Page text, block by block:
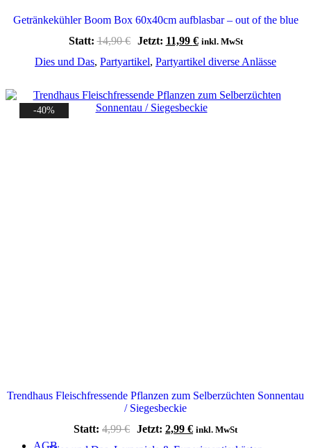
Getränkekühler Boom Box 60x40cm aufblasbar – out of the blue
Statt: 14,90€
Ursprünglicher
war:
Jetzt: 11,99 €Aktueller
ist:
inkl. MwSt
Dies und Das, Partyartikel, Partyartikel diverse Anlässe
-40%
Trendhaus Fleischfressende Pflanzen zum Selberzüchten Sonnentau
/ Siegesbeckie
Statt: 4,99€ Ursprünglicher
Jetzt: 2,99 €Aktueller
inkl. MwSt
AGB